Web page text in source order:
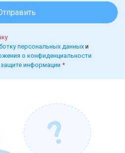
персональных данных и
о конфиденциальности
информации *